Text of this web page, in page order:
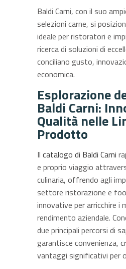
Baldi Carni, con il suo
selezioni carne, si
ideale per ristoratori e
ricerca di soluzioni di
conciliano gusto,
economica.
Esplorazione
Baldi Carni:
Qualità nelle
Prodotto
Il catalogo di Baldi Carni
e proprio viaggio
culinaria, offrendo agli
settore ristorazione e
innovative per arricchire i
rendimento aziendale.
due principali percorsi di
garantisce convenienza,
vantaggi significativi per